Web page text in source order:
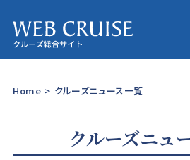
Home > クルーズニュース一覧
クルーズニュ